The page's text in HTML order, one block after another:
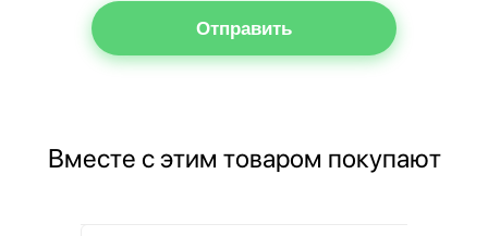
Отправить
Вместе с этим товаром покупают